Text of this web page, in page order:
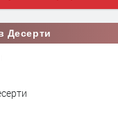
Десерти